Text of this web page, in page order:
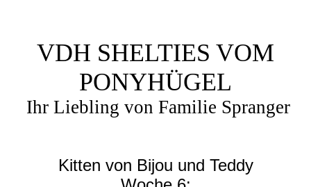
VDH SHELTIES VOM
PONYHÜGEL
Ihr Liebling von Familie Spranger
Kitten von Bijou und Teddy